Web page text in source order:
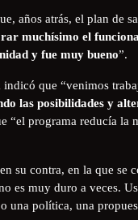
años atrás, el plan de
muchísimo el
y fue muy bueno”.
que “venimos
las posibilidades y
“el programa reducía
su contra, en la que
es muy duro a veces.
una política, una